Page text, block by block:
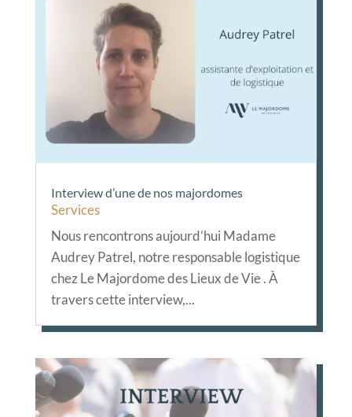
Interview d’une de nos majordomes
Services
Nous rencontrons aujourd’hui Madame
Audrey Patrel, notre responsable logistique
chez Le Majordome des Lieux de Vie . À
travers cette interview,...